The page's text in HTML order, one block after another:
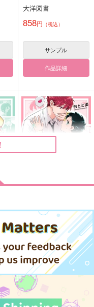
confeito
787 （税込）
作品詳細
100年前の手紙
直角
944円 （税込）
五条悟
大洋図書
858円 （税込）
サンプル
作品詳細
ちゃった話 下
海王社
985 （税込）
サンプル